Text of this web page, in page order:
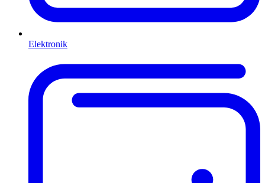
Elektronik